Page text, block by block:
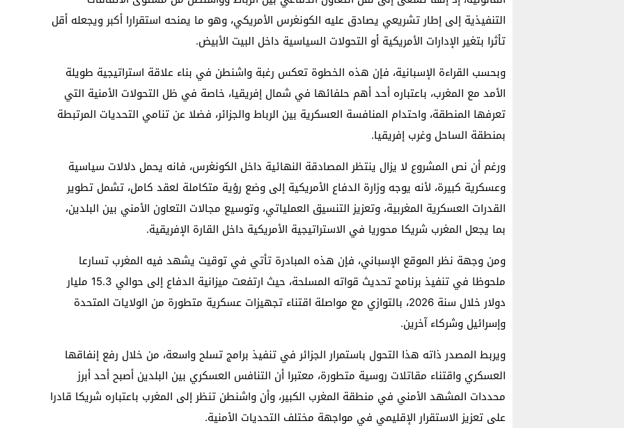
التنفيذية إلى إطار تشريعي يصادق عليه الكونغرس الأمريكي، وهو ما يمنحه استقرارا أكبر ويجعله أقل
تأثرا بتغير الإدارات الأمريكية أو التحولات السياسية داخل البيت الأبيض.
وبحسب القراءة الإسبانية، فإن هذه الخطوة تعكس رغبة واشنطن في بناء علاقة استراتيجية طويلة
الأمد مع المغرب، باعتباره أحد أهم حلفائها في شمال إفريقيا، خاصة في ظل التحولات الأمنية التي
تعرفها المنطقة، واحتدام المنافسة العسكرية بين الرباط والجزائر، فضلا عن تنامي التحديات المرتبطة
بمنطقة الساحل وغرب إفريقيا.
ورغم أن نص المشروع لا يزال ينتظر المصادقة النهائية داخل الكونغرس، فانه يحمل دلالات سياسية
وعسكرية كبيرة، لأنه يوجه وزارة الدفاع الأمريكية إلى وضع رؤية متكاملة لعقد كامل، تشمل تطوير
القدرات العسكرية المغربية، وتعزيز التنسيق العملياتي، وتوسيع مجالات التعاون الأمني بين البلدين،
بما يجعل المغرب شريكا محوريا في الاستراتيجية الأمريكية داخل القارة الإفريقية.
ومن وجهة نظر الموقع الإسباني، فإن هذه المبادرة تأتي في توقيت يشهد فيه المغرب تسارعا
ملحوظا في تنفيذ برنامج تحديث قواته المسلحة، حيث ارتفعت ميزانية الدفاع إلى حوالي 15.3 مليار
دولار خلال سنة 2026، بالتوازي مع مواصلة اقتناء تجهيزات عسكرية متطورة من الولايات المتحدة
وإسرائيل وشركاء آخرين.
ويربط المصدر ذاته هذا التحول باستمرار الجزائر في تنفيذ برامج تسلح واسعة، من خلال رفع إنفاقها
العسكري واقتناء مقاتلات روسية متطورة، معتبرا أن التنافس العسكري بين البلدين أصبح أحد أبرز
محددات المشهد الأمني في منطقة المغرب الكبير، وأن واشنطن تنظر إلى المغرب باعتباره شريكا قادرا
على تعزيز الاستقرار الإقليمي في مواجهة مختلف التحديات الأمنية.